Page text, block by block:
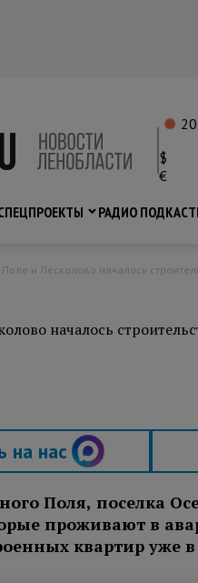
$
€
РАДИО
и Лесколово началось
началось
на нас
Поля, поселка
проживают в
квартир уже